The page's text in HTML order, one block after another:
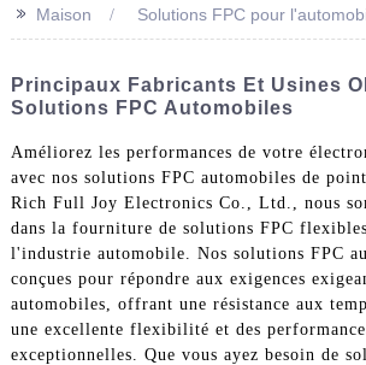
>> Maison Solutions FPC pour
Principaux Fabricants Et Usines
Solutions FPC Automobiles
Améliorez les performances de votre
avec nos solutions FPC automobiles de
Rich Full Joy Electronics Co., Ltd., nous
dans la fourniture de solutions FPC
l'industrie automobile. Nos solutions FPC
conçues pour répondre aux exigences
automobiles, offrant une résistance aux
une excellente flexibilité et des
exceptionnelles. Que vous ayez besoin de